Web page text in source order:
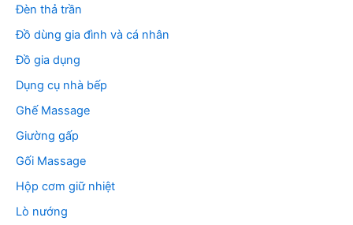
Đèn thả trần
Đồ dùng gia đình và cá nhân
Đồ gia dụng
Dụng cụ nhà bếp
Ghế Massage
Giường gấp
Gối Massage
Hộp cơm giữ nhiệt
Lò nướng